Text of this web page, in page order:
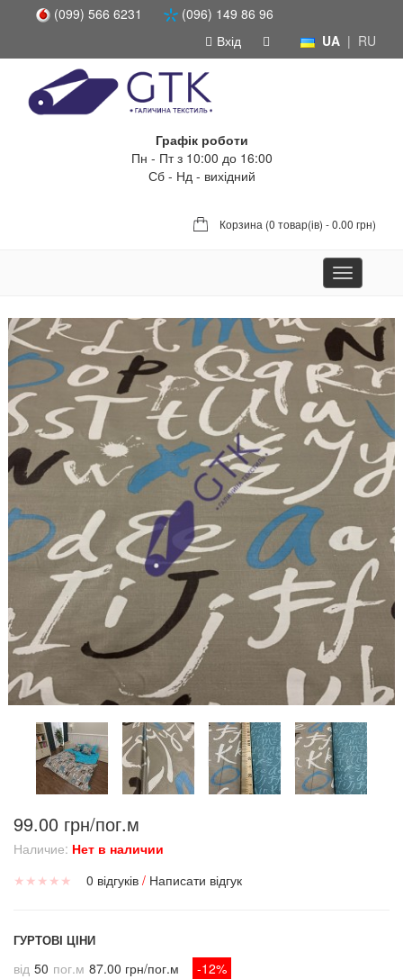
(099) 566 6231
(096) 149 86 96
UA | RU
Вхід
Графік роботи
Пн - Пт з 10:00 до 16:00
Сб - Нд - вихідний
Корзина (0 товар(ів) - 0.00 грн)
Toggle
navigation
99.00 грн/пог.м
Наличие: Нет в наличии
★ ★ ★ ★ ★ 0 відгуків / Написати відгук
ГУРТОВІ ЦІНИ
від 50 пог.м 87.00 грн/пог.м
-12%